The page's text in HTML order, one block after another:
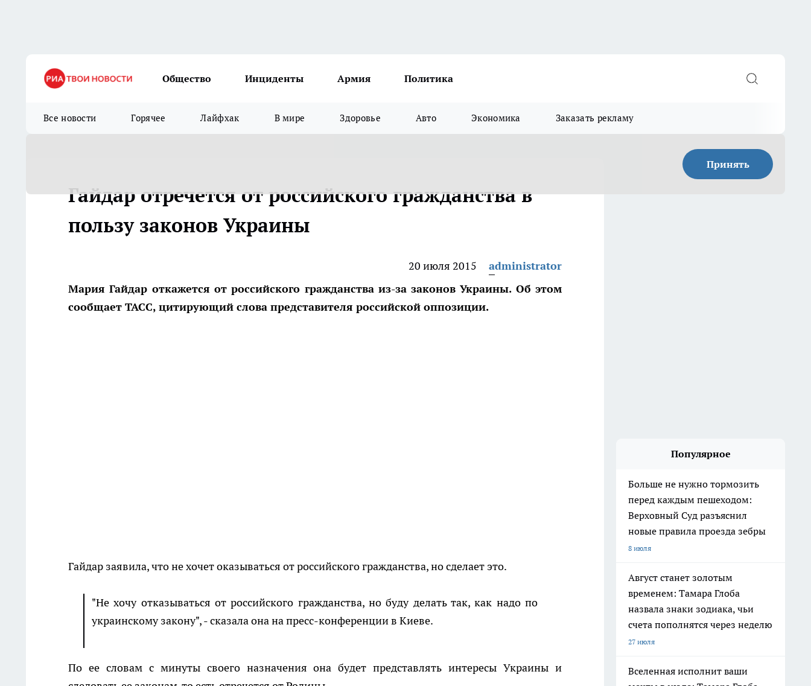
Общество Инциденты Армия Политика
Все новости Горячее Лайфхак В мире Здоровье Авто Экономика Заказать рекламу
Принять
Гайдар отречется от российского гражданства в
пользу законов Украины
20 июля 2015
administrator
Мария Гайдар откажется от российского гражданства из-за законов Украины. Об этом
сообщает ТАСС, цитирующий слова представителя российской оппозиции.
Гайдар заявила, что не хочет оказываться от российского гражданства, но сделает это.
"Не хочу отказываться от российского гражданства, но буду делать так, как надо по
украинскому закону", - сказала она на пресс-конференции в Киеве.
По ее словам с минуты своего назначения она будет представлять интересы Украины и
Популярное
Больше не нужно тормозить
перед каждым пешеходом:
Верховный Суд разъяснил
новые правила проезда зебры
8 июля
Август станет золотым
временем: Тамара Глоба
назвала знаки зодиака, чьи
счета пополнятся через неделю
27 июля
Вселенная исполнит ваши